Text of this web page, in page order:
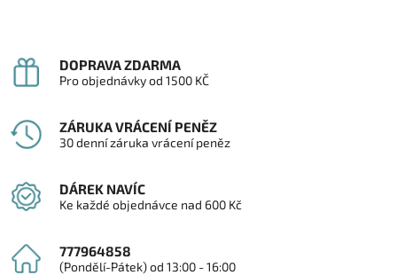
DOPRAVA ZDARMA
Pro objednávky od 1500 KČ
ZÁRUKA VRÁCENÍ PENĚZ
30 denní záruka vrácení peněz
DÁREK NAVÍC
Ke každé objednávce nad 600 Kč
777964858
(Pondělí-Pátek) od 13:00 - 16:00